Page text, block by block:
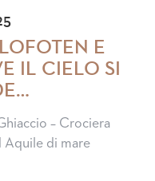
E
IL CIELO SI
– Crociera
Aquile di mare